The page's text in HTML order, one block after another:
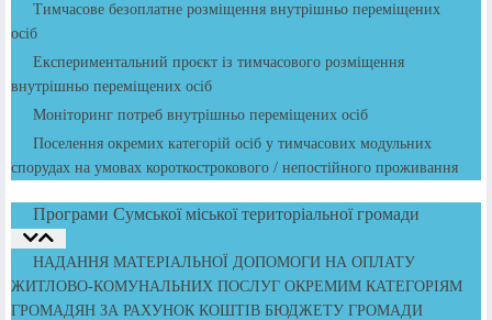
Тимчасове безоплатне розміщення внутрішньо переміщених
осіб
Експериментальний проєкт із тимчасового розміщення
внутрішньо переміщених осіб
Моніторинг потреб внутрішньо переміщених осіб
Поселення окремих категорій осіб у тимчасових модульних
спорудах на умовах короткострокового / непостійного проживання
Програми Сумської міської територіальної громади
НАДАННЯ МАТЕРІАЛЬНОЇ ДОПОМОГИ НА ОПЛАТУ
ЖИТЛОВО-КОМУНАЛЬНИХ ПОСЛУГ ОКРЕМИМ КАТЕГОРІЯМ
ГРОМАДЯН ЗА РАХУНОК КОШТІВ БЮДЖЕТУ ГРОМАДИ